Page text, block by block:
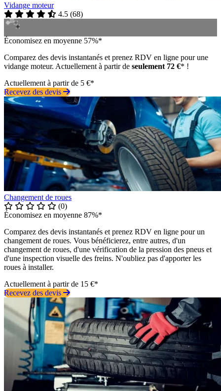
Vidange moteur
4.5 (68)
Économisez en moyenne 57%*
Comparez des devis instantanés et prenez RDV en ligne pour une
vidange moteur. Actuellement à partir de seulement 72 €* !
Actuellement à partir de 5 €*
Recevez des devis
Changement de roues
(0)
Économisez en moyenne 87%*
Comparez des devis instantanés et prenez RDV en ligne pour un
changement de roues. Vous bénéficierez, entre autres, d'un
changement de roues, d'une vérification de la pression des pneus et
d'une inspection visuelle des freins. N'oubliez pas d'apporter les
roues à installer.
Actuellement à partir de 15 €*
Recevez des devis